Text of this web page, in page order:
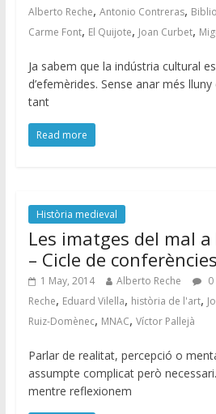
Alberto Reche, Antonio Contreras,
Carme Font, El Quijote, Joan Curbet,
Ja sabem que la indústria cultural
d’efemèrides. Sense anar més
tant
Read more
Història medieval
Les imatges del mal
– Cicle de
1 May, 2014 Alberto Reche
Reche, Eduard Vilella, història de l'art,
Ruiz-Domènec, MNAC, Víctor Pallejà
Parlar de realitat, percepció o
assumpte complicat però
mentre reflexionem